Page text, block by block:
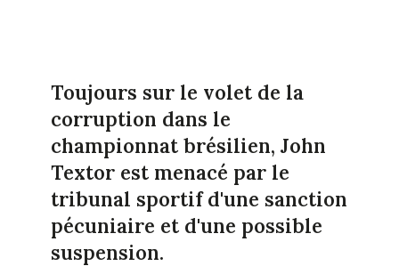
Toujours sur le volet de la
corruption dans le
championnat brésilien, John
Textor est menacé par le
tribunal sportif d'une sanction
pécuniaire et d'une possible
suspension.